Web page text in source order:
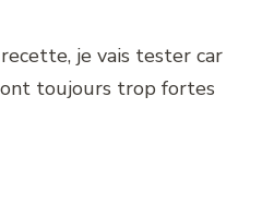
je vais tester car
toujours trop fortes